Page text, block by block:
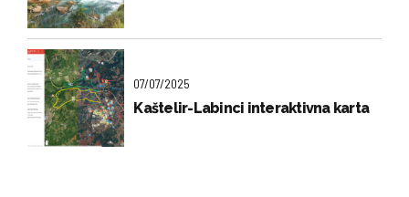
07/07/2025
Kaštelir-Labinci interaktivna karta